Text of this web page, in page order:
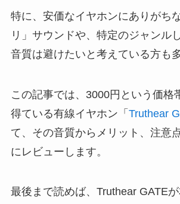
特に、安価なイヤホンにありがち
リ」サウンドや、特定のジャンル
音質は避けたいと考えている方も
この記事では、3000円という価格
得ている有線イヤホン「 Truthear
て、その音質からメリット、注意
にレビューします。
最後まで読めば、Truthear GATEが